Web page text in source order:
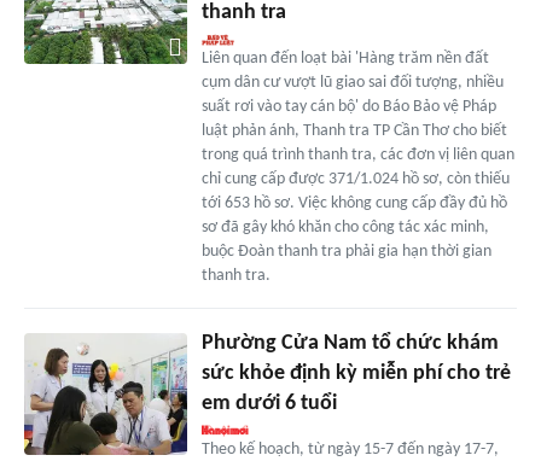
thanh tra
Liên quan đến loạt bài 'Hàng trăm nền đất
cụm dân cư vượt lũ giao sai đối tượng, nhiều
suất rơi vào tay cán bộ' do Báo Bảo vệ Pháp
luật phản ánh, Thanh tra TP Cần Thơ cho biết
trong quá trình thanh tra, các đơn vị liên quan
chỉ cung cấp được 371/1.024 hồ sơ, còn thiếu
tới 653 hồ sơ. Việc không cung cấp đầy đủ hồ
sơ đã gây khó khăn cho công tác xác minh,
buộc Đoàn thanh tra phải gia hạn thời gian
thanh tra.
Phường Cửa Nam tổ chức khám
sức khỏe định kỳ miễn phí cho trẻ
em dưới 6 tuổi
Theo kế hoạch, từ ngày 15-7 đến ngày 17-7,